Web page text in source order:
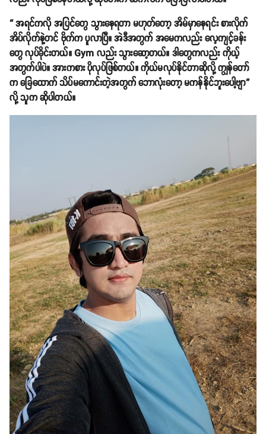
“ အရင်ကလို အပြင်တွေ သွားနေရတာ မဟုတ်တော့ အိမ်မှာနေရင်း စားလိုက်
အိပ်လိုက်နဲ့တင် ဗိုက်က ပူလာပြီ။ အဲဒီအတွက် အမေကလည်း လေ့ကျင့်ခန်း
တွေ လုပ်ခိုင်းတယ်။ Gym လည်း သွားဆော့တယ်။ ဒါတွေကလည်း ကိုယ့်
အတွက်ပါပဲ။ အားကစား ပိုလုပ်ဖြစ်တယ်။ ကိုယ်မလုပ်နိုင်တာဆိုလို့ ကျွန်တော်
က ခြေထောက် သိပ်မကောင်းတဲ့အတွက် ဘောလုံးတော့ မကန်နိုင်ဘူးပေါ့ဗျာ”
လို့ သူက ဆိုပါတယ်။